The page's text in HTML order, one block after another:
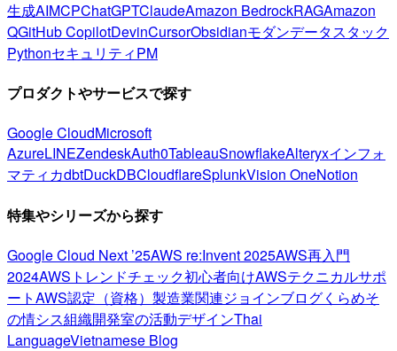
生成AIMCPChatGPTClaudeAmazon BedrockRAGAmazon
QGitHub CopilotDevinCursorObsidianモダンデータスタック
PythonセキュリティPM
プロダクトやサービスで探す
Google CloudMicrosoft
AzureLINEZendeskAuth0TableauSnowflakeAlteryxインフォ
マティカdbtDuckDBCloudflareSplunkVision OneNotion
特集やシリーズから探す
Google Cloud Next ’25AWS re:Invent 2025AWS再入門
2024AWSトレンドチェック初心者向けAWSテクニカルサポ
ートAWS認定（資格） 製造業関連ジョインブログくらめそ
の情シス組織開発室の活動デザインThai
LanguageVietnamese Blog